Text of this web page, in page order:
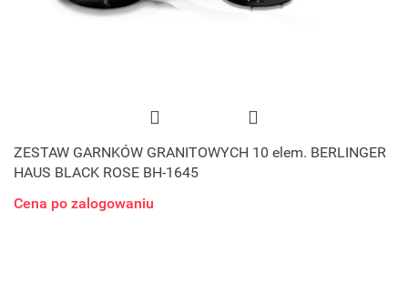
ZESTAW GARNKÓW GRANITOWYCH 10 elem. BERLINGER
HAUS BLACK ROSE BH-1645
Cena po zalogowaniu